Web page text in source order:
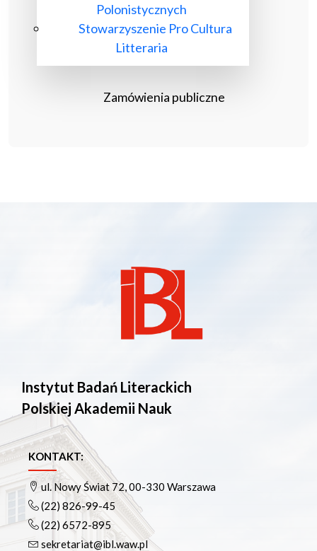
Polonistycznych
Stowarzyszenie Pro Cultura
Litteraria
Zamówienia publiczne
Instytut Badań Literackich
Polskiej Akademii Nauk
KONTAKT:
ul. Nowy Świat 72, 00-330 Warszawa
(22) 826-99-45
(22) 6572-895
sekretariat@ibl.waw.pl